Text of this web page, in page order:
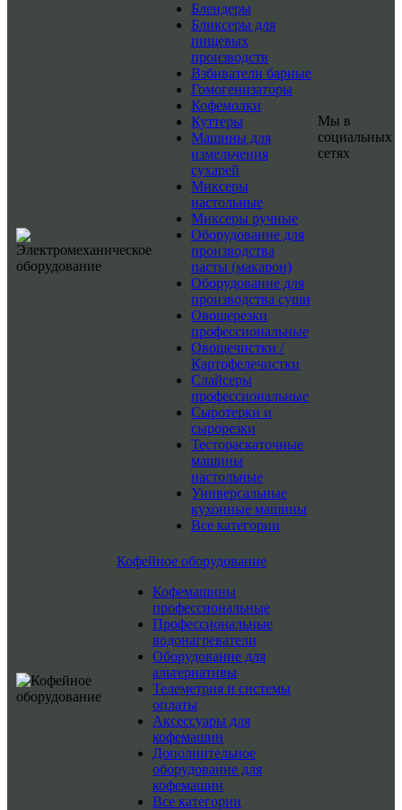
Блендеры
Бликсеры для
пищевых
производств
Взбиватели барные
Гомогенизаторы
Кофемолки
Куттеры
Машины для
измельчения
сухарей
Миксеры
настольные
Миксеры ручные
Оборудование для
производства
пасты (макарон)
Оборудование для
производства суши
Овощерезки
профессиональные
Овощечистки /
Картофелечистки
Слайсеры
профессиональные
Сыротерки и
сырорезки
Тестораскаточные
машины
настольные
Универсальные
кухонные машины
Все категории
Кофейное оборудование
Кофемашины
профессиональные
Профессиональные
водонагреватели
Оборудование для
альтернативы
Телеметрия и системы
оплаты
Аксессуары для
кофемашин
Дополнительное
оборудование для
кофемашин
Все категории
Мы в
социальных
сетях